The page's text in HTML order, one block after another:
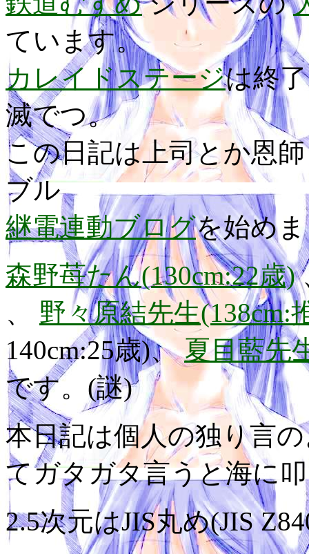
ています。
カレイドステージは終
滅でつ。
この日記は上司とか恩
ブル
継電連動ブログを始め
森野苺たん(130cm:22歳)
、 野々原結先生(138cm:
140cm:25歳)、夏目藍先
です。(謎)
本日記は個人の独り言
てガタガタ言うと海に
2.5次元はJIS丸め(JIS